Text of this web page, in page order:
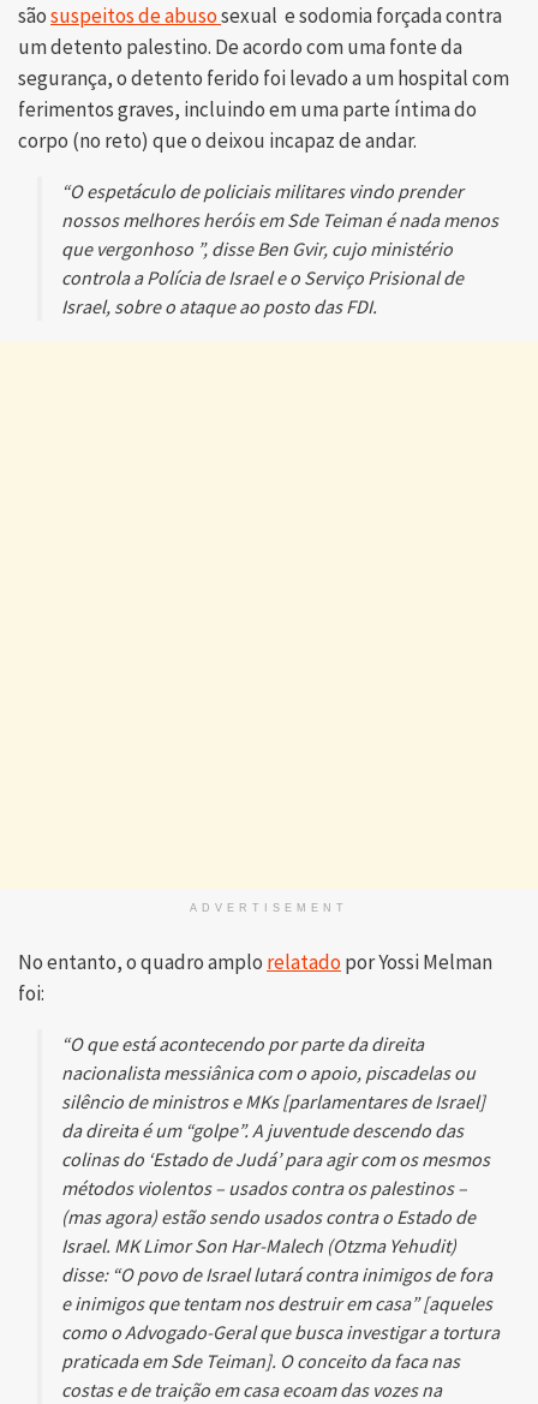
sãosuspeitos de abusosexual e sodomia forçada contra
um detento palestino. De acordo com uma fonte da
segurança, o detento ferido foi levado a um hospital com
ferimentos graves, incluindo em uma parte íntima do
corpo (no reto) que o deixou incapaz de andar.
“O espetáculo de policiais militares vindo prender
nossos melhores heróis em Sde Teiman é nada menos
que vergonhoso ”, disse Ben Gvir, cujo ministério
controla a Polícia de Israel e o Serviço Prisional de
Israel, sobre o ataque ao posto das FDI.
ADVERTISEMENT
No entanto, o quadro amplo relatadopor Yossi Melman
foi:
“O que está acontecendo por parte da direita
nacionalista messiânica com o apoio, piscadelas ou
silêncio de ministros e MKs [parlamentares de Israel]
da direita é um “golpe”. A juventude descendo das
colinas do ‘Estado de Judá’ para agir com os mesmos
métodos violentos – usados ​​contra os palestinos –
(mas agora) estão sendo usados ​​contra o Estado de
Israel. MK Limor Son Har-Malech (Otzma Yehudit)
disse: “O povo de Israel lutará contra inimigos de fora
e inimigos que tentam nos destruir em casa” [aqueles
como o Advogado-Geral que busca investigar a tortura
praticada em Sde Teiman]. O conceito da faca nas
costas e de traição em casa ecoam das vozes na